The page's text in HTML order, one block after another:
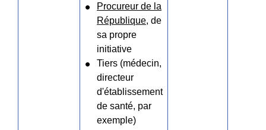
Procureur de la
République, de
sa propre
initiative
Tiers (médecin,
directeur
d'établissement
de santé, par
exemple)